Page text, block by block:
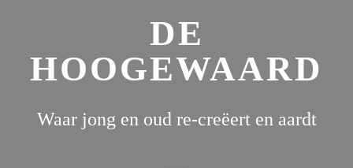
DE
HOOGEWAARD
Waar jong en oud re-creëert en aardt